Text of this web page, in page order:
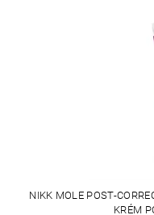
NIKK MOLE POST-
KRÉM